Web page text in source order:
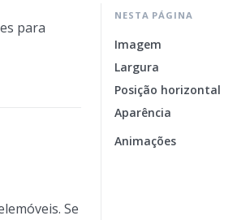
para
Se
NESTA PÁGINA
Imagem
Largura
Posição horizontal
Aparência
Animações